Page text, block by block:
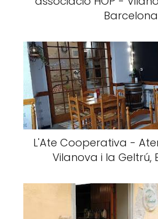
Barcelona
L'Ate Cooperativa -
Vilanova i la Geltrú,